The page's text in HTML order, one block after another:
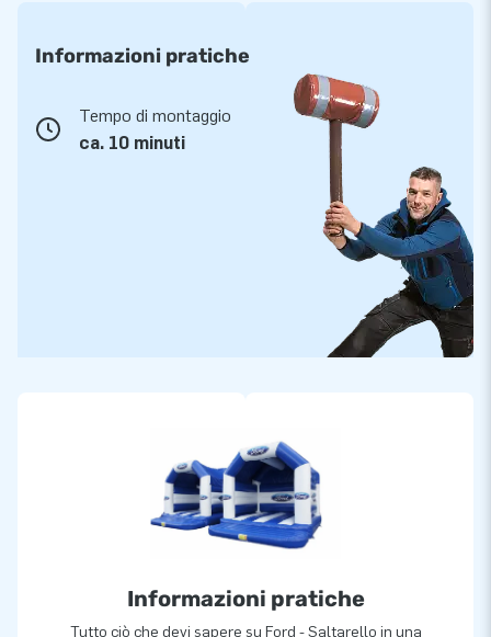
Informazioni pratiche
Tempo di montaggio
ca. 10 minuti
Informazioni pratiche
Tutto ciò che devi sapere su Ford - Saltarello in una